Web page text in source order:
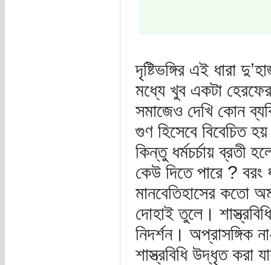
দৃষ্টিভঙ্গির এই ধারা
মধ্যে খুব একটা
সমাজেও দেখি কোন
গুণ হিসেবে বিবেচিত হয়
কিন্তু ধর্মচর্চায় ব্রতী
কেউ দিতে পারে ? বরং
মানবেতিহাসের কতো
দোহাই তুলে।
নিদর্শন। অপ্রাসঙ্গিক
শাস্ত্রবিধি উদ্ধৃত করা